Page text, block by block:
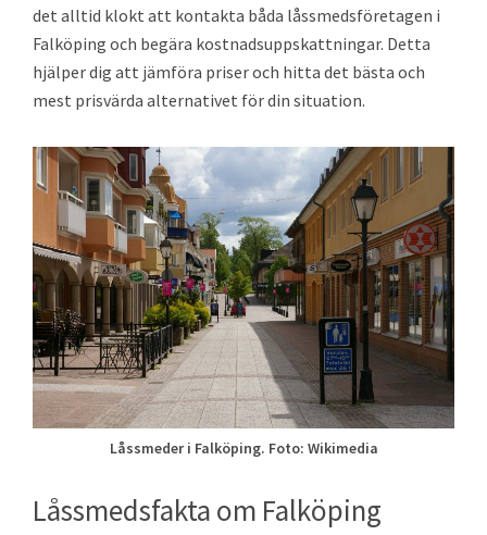
det alltid klokt att kontakta båda låssmedsföretagen i
Falköping och begära kostnadsuppskattningar. Detta
hjälper dig att jämföra priser och hitta det bästa och
mest prisvärda alternativet för din situation.
Låssmeder i Falköping. Foto: Wikimedia
Låssmedsfakta om Falköping